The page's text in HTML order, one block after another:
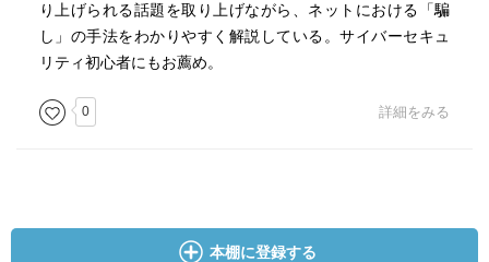
り上げられる話題を取り上げながら、ネットにおける「騙
し」の手法をわかりやすく解説している。サイバーセキュ
リティ初心者にもお薦め。
0 詳細をみる
本棚に登録する